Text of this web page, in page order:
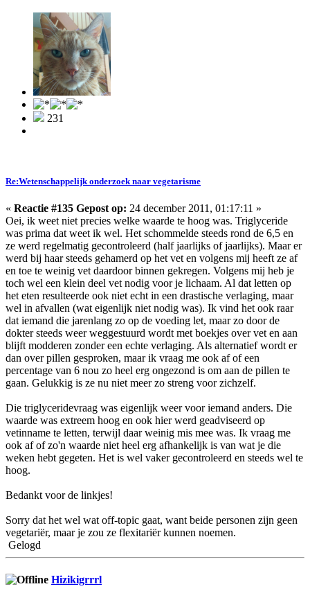
231
Re:Wetenschappelijk onderzoek naar vegetarisme
« Reactie #135 Gepost op: 24 december 2011, 01:17:11 »
Oei, ik weet niet precies welke waarde te hoog was. Triglyceride
was prima dat weet ik wel. Het schommelde steeds rond de 6,5 en
ze werd regelmatig gecontroleerd (half jaarlijks of jaarlijks). Maar er
werd bij haar steeds gehamerd op het vet en volgens mij heeft ze af
en toe te weinig vet daardoor binnen gekregen. Volgens mij heb je
toch wel een klein deel vet nodig voor je lichaam. Al dat letten op
het eten resulteerde ook niet echt in een drastische verlaging, maar
wel in afvallen (wat eigenlijk niet nodig was). Ik vind het ook raar
dat iemand die jarenlang zo op de voeding let, maar zo door de
dokter steeds weer weggestuurd wordt met boekjes over vet en aan
blijft modderen zonder een echte verlaging. Als alternatief wordt er
dan over pillen gesproken, maar ik vraag me ook af of een
percentage van 6 nou zo heel erg ongezond is om aan de pillen te
gaan. Gelukkig is ze nu niet meer zo streng voor zichzelf.
Die triglyceridevraag was eigenlijk weer voor iemand anders. Die
waarde was extreem hoog en ook hier werd geadviseerd op
vetinname te letten, terwijl daar weinig mis mee was. Ik vraag me
ook af of zo'n waarde niet heel erg afhankelijk is van wat je die
weken hebt gegeten. Het is wel vaker gecontroleerd en steeds wel te
hoog.
Bedankt voor de linkjes!
Sorry dat het wel wat off-topic gaat, want beide personen zijn geen
vegetariër, maar je zou ze flexitariër kunnen noemen.
Gelogd
Hizikigrrrl